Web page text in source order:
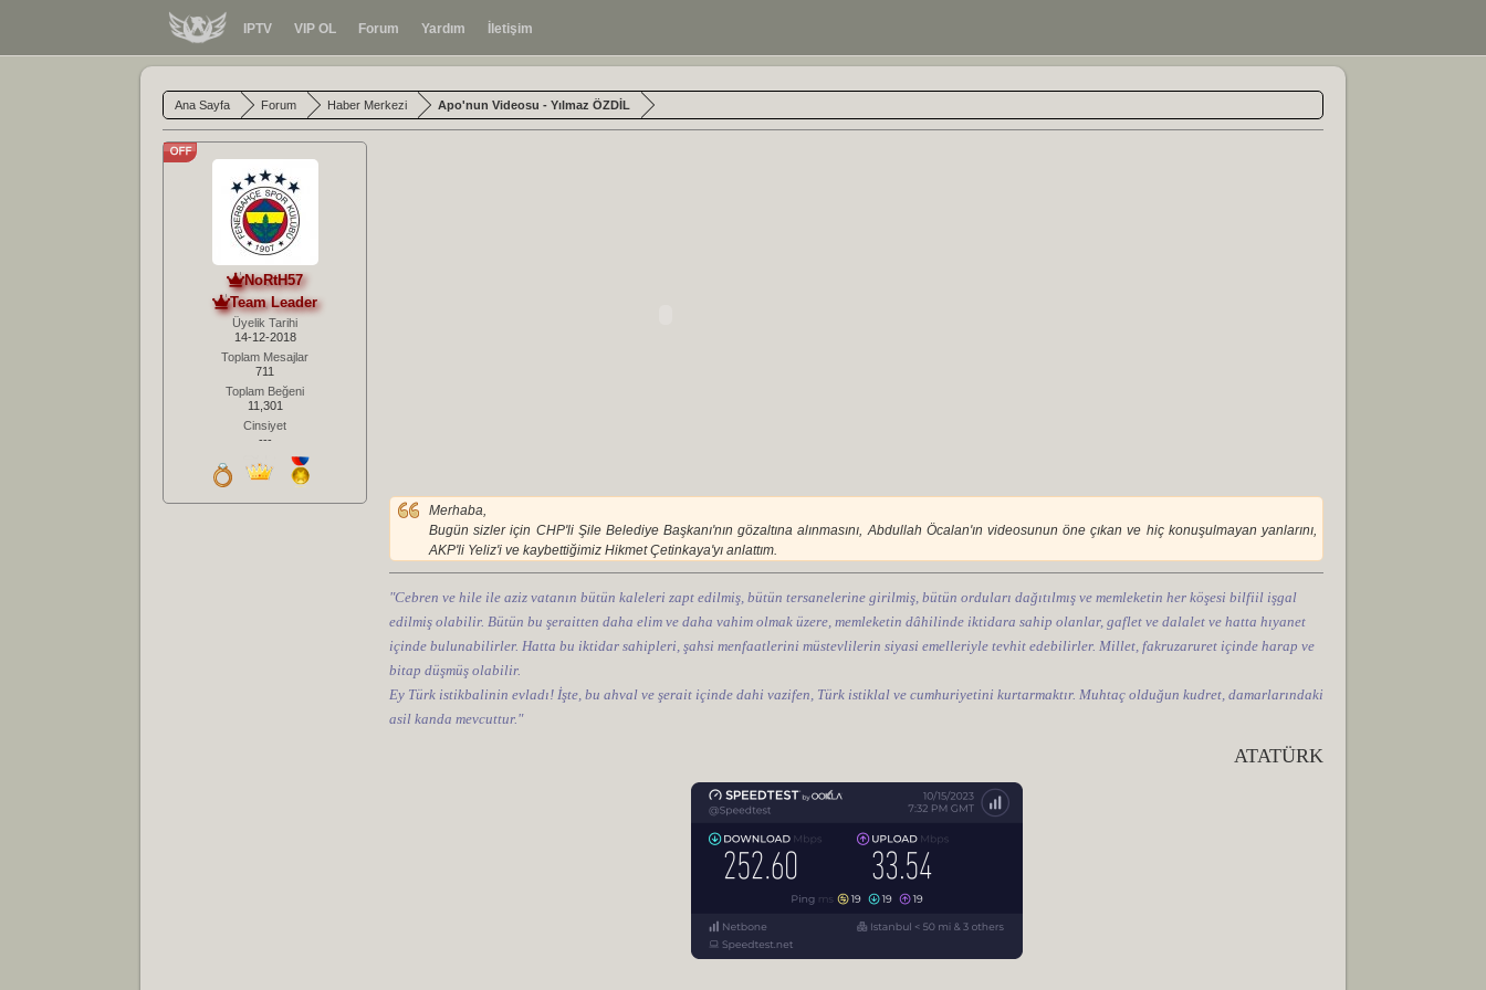
IPTV VIP OL Forum Yardım İletişim
Ana Sayfa Forum Haber Merkezi Apo'nun Videosu - Yılmaz ÖZDİL
NoRtH57
Team Leader
Üyelik Tarihi
14-12-2018
Toplam Mesajlar
711
Toplam Beğeni
11,301
Cinsiyet
---
Merhaba,
Bugün sizler için CHP'li Şile Belediye Başkanı'nın gözaltına alınmasını, Abdullah Öcalan'ın videosunun öne çıkan ve hiç konuşulmayan yanlarını,
AKP'li Yeliz'i ve kaybettiğimiz Hikmet Çetinkaya'yı anlattım.
"Cebren ve hile ile aziz vatanın bütün kaleleri zapt edilmiş, bütün tersanelerine girilmiş, bütün orduları dağıtılmış ve memleketin her köşesi bilfiil işgal
edilmiş olabilir. Bütün bu şeraitten daha elim ve daha vahim olmak üzere, memleketin dâhilinde iktidara sahip olanlar, gaflet ve dalalet ve hatta hıyanet
içinde bulunabilirler. Hatta bu iktidar sahipleri, şahsi menfaatlerini müstevlilerin siyasi emelleriyle tevhit edebilirler. Millet, fakruzaruret içinde harap ve
bitap düşmüş olabilir.
Ey Türk istikbalinin evladı! İşte, bu ahval ve şerait içinde dahi vazifen, Türk istiklal ve cumhuriyetini kurtarmaktır. Muhtaç olduğun kudret, damarlarındaki
asil kanda mevcuttur."
ATATÜRK